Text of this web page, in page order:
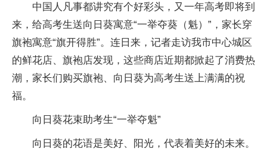
中国人凡事都讲究有个好彩头，又一年高考即将到
来，给高考生送向日葵寓意“一举夺葵（魁）”，家长穿
旗袍寓意“旗开得胜”。连日来，记者走访我市中心城区
的鲜花店、旗袍店发现，这些商店近期都掀起了消费热
潮，家长们购买旗袍、向日葵为高考生送上满满的祝
福。
向日葵花束助考生“一举夺魁”
向日葵的花语是美好、阳光，代表着美好的未来。